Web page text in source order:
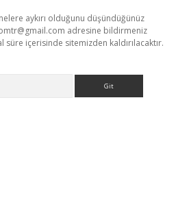
aykırı olduğunu düşündüğünüz
adresine bildirmeniz
içerisinde sitemizden kaldırılacaktır.